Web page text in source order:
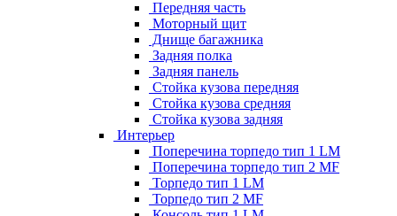
Передняя часть
Моторный щит
Днище багажника
Задняя полка
Задняя панель
Стойка кузова передняя
Стойка кузова средняя
Стойка кузова задняя
Интерьер
Поперечина торпедо тип 1 LM
Поперечина торпедо тип 2 MF
Торпедо тип 1 LM
Торпедо тип 2 MF